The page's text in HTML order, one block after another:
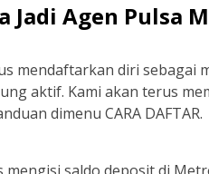
Jadi Agen Pulsa
mendaftarkan diri sebagai
aktif. Kami akan terus
dimenu CARA DAFTAR.